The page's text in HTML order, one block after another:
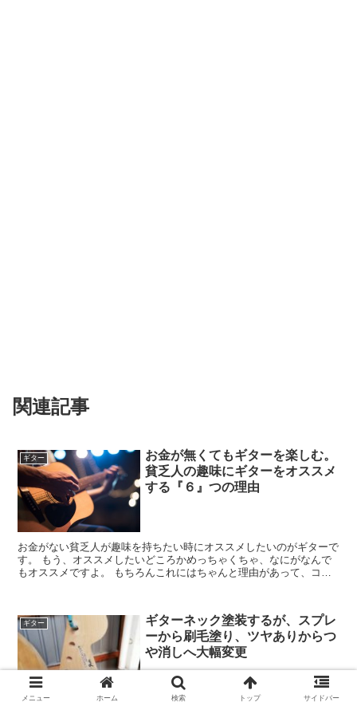
関連記事
ギター
お金が無くてもギターを楽しむ。
貧乏人の趣味にギターをオススメ
する『６』つの理由
お金がない貧乏人が趣味を持ちたい時にオススメしたいのがギターで
す。 もう、オススメしたいどころかめっちゃくちゃ、なにがなんで
もオススメですよ。 もちろんこれにはちゃんと理由があって、コシ
ギター
ギターネック塗装するが、スプレ
ーから刷毛塗り、ツヤありからつ
や消しへ大幅変更
準備編からの続きになります。 ヘッドロゴステッカーと指板マスキ
メニュー ホーム 検索 トップ サイドバー